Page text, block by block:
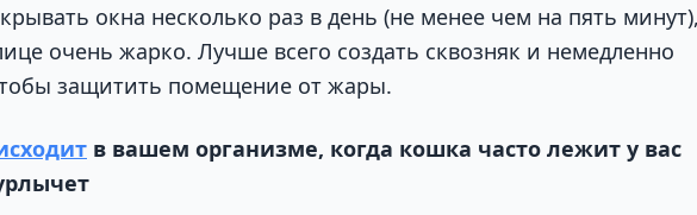
окна несколько раз в день (не менее чем на пять
очень жарко. Лучше всего создать сквозняк и немедленно
защитить помещение от жары.
в вашем организме, когда кошка часто лежит у вас